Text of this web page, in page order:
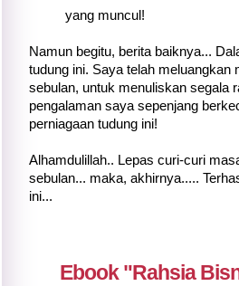
yang muncul!
Namun begitu, berita baiknya...
tudung ini. Saya telah meluangkan
sebulan, untuk menuliskan segala
pengalaman saya sepenjang
perniagaan tudung ini!
Alhamdulillah.. Lepas curi-curi
sebulan... maka, akhirnya.....
ini...
Ebook "Rahsia